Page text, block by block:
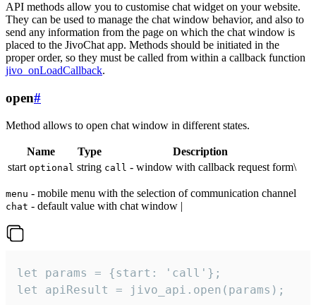
API methods allow you to customise chat widget on your website.
They can be used to manage the chat window behavior, and also to
send any information from the page on which the chat window is
placed to the JivoChat app. Methods should be initiated in the
proper order, so they must be called from within a callback function
jivo_onLoadCallback.
open#
Method allows to open chat window in different states.
Name Type
Description
start optional string call - window with callback request form\
menu - mobile menu with the selection of communication channel
chat - default value with chat window |
let params = {start: 'call'};
let apiResult = jivo_api.open(params);